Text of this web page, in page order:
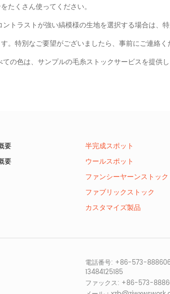
たくさん使ってください。
ントラストが強い縞模様の生地を選択する場合は、
。特別なご要望がございましたら、事前にご連絡く
ての色は、サンプルの毛糸ストックサービスを提供
要
要
半完成スポット
ウールスポット
ファンシーヤーンストック
ファブリックストック
カスタマイズ製品
電話番号: +86-573-
13484125185
ファックス: +86-573-